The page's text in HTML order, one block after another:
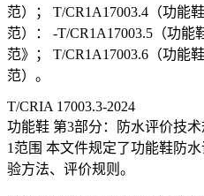
范）； T/CR1A17003.4（功能
范）： -T/CR1A17003.5（功
范》； T/CR1A17003.6（功能
范）。
T/CRIA 17003.3-2024
功能鞋 第3部分：防水评价技
1范围 本文件规定了功能鞋防
验方法、评价规则。